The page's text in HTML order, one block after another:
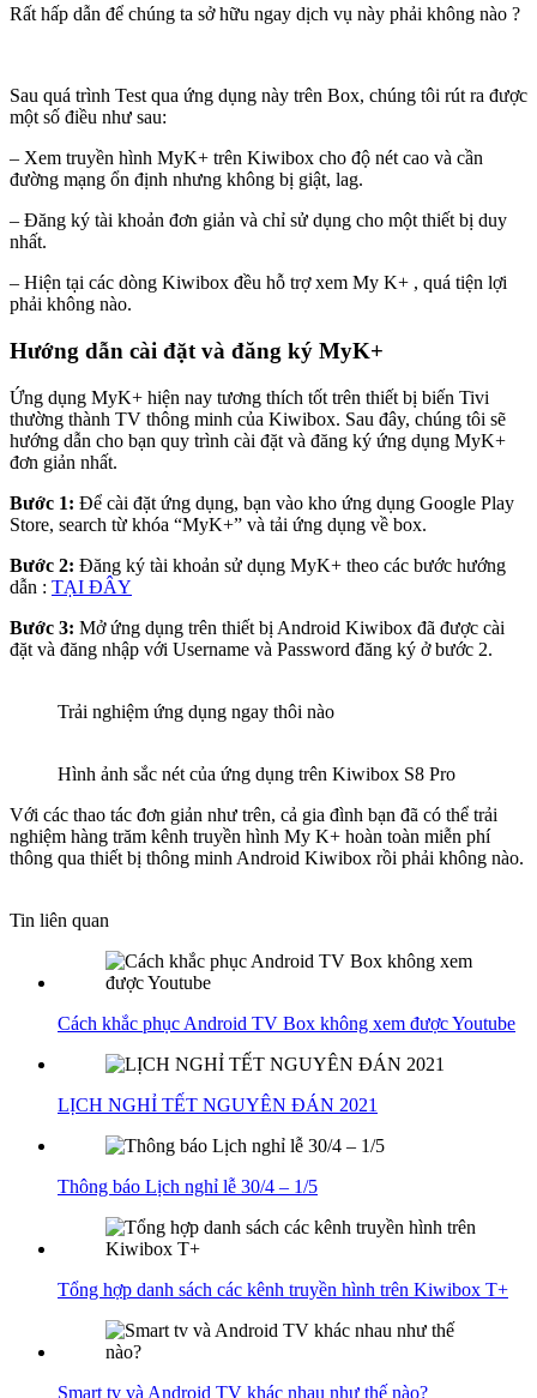
Rất hấp dẫn để chúng ta sở hữu ngay dịch vụ này phải không nào ?
Sau quá trình Test qua ứng dụng này trên Box, chúng tôi rút ra được
một số điều như sau:
– Xem truyền hình MyK+ trên Kiwibox cho độ nét cao và cần
đường mạng ổn định nhưng không bị giật, lag.
– Đăng ký tài khoản đơn giản và chỉ sử dụng cho một thiết bị duy
nhất.
– Hiện tại các dòng Kiwibox đều hỗ trợ xem My K+ , quá tiện lợi
phải không nào.
Hướng dẫn cài đặt và đăng ký MyK+
Ứng dụng MyK+ hiện nay tương thích tốt trên thiết bị biến Tivi
thường thành TV thông minh của Kiwibox. Sau đây, chúng tôi sẽ
hướng dẫn cho bạn quy trình cài đặt và đăng ký ứng dụng MyK+
đơn giản nhất.
Bước 1: Để cài đặt ứng dụng, bạn vào kho ứng dụng Google Play
Store, search từ khóa “MyK+” và tải ứng dụng về box.
Bước 2: Đăng ký tài khoản sử dụng MyK+ theo các bước hướng
dẫn : TẠI ĐÂY
Bước 3: Mở ứng dụng trên thiết bị Android Kiwibox đã được cài
đặt và đăng nhập với Username và Password đăng ký ở bước 2.
Trải nghiệm ứng dụng ngay thôi nào
Hình ảnh sắc nét của ứng dụng trên Kiwibox S8 Pro
Với các thao tác đơn giản như trên, cả gia đình bạn đã có thể trải
nghiệm hàng trăm kênh truyền hình My K+ hoàn toàn miễn phí
thông qua thiết bị thông minh Android Kiwibox rồi phải không nào.
Tin liên quan
Cách khắc phục Android TV Box không xem được Youtube
LỊCH NGHỈ TẾT NGUYÊN ĐÁN 2021
Thông báo Lịch nghỉ lễ 30/4 – 1/5
Tổng hợp danh sách các kênh truyền hình trên Kiwibox T+
Smart tv và Android TV khác nhau như thế nào?